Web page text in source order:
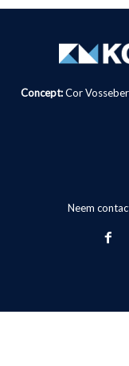
Concept:Cor
Neem